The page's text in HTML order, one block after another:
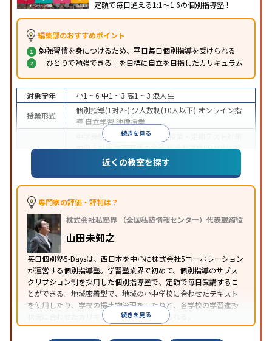
定額で毎日通える1:1〜1:6の個別指導塾！
編集部のおすすめポイント
勉強習慣を身につけるため、平日毎日個別指導を受けられる
「ひとりで勉強できる」を目標に自立を目指したカリキュラム
続きを見る
対象学年 小1 ~ 6 中1 ~ 3 高1 ~ 3 浪人生
授業形式
個別指導(1対2~) 少人数制(10人以下) オンライン指
導 自立学習映像授業
中学受験 高校受験大学受験
授業・定期テスト対策
内申点対策学習習慣の定着総合型選抜(旧AO)対策
推薦入試対策 学校別特化対策
漢検(漢字検
定)対策数学特化対策英語・英会話特化対策その他
特徴
中高一貫校生に対応
可能不登校生に対応オンライン対応1科目から受
講可能季節講習のみの受講可
対応自習室あり
近くの教室を探す
専門家の評価・評判は？
株式会社私塾界 （全国私塾情報センター）代表取締役
山田未知之
毎日個別塾5-Daysは、西日本を中心に株式会社5コーポレーション
が運営する個別指導塾。学習塾業界で初めて、個別指導のサブス
クリプション制を採用した個別指導塾で、定額で毎日受講するこ
とができる。地域密着型で、地域の小中学校に合わせたテキスト
を使用したり、学校の提出物管理をしたりと、各学校の学習進捗
状況に合わせたカリキュラムで指導が受けられる。
続きを見る